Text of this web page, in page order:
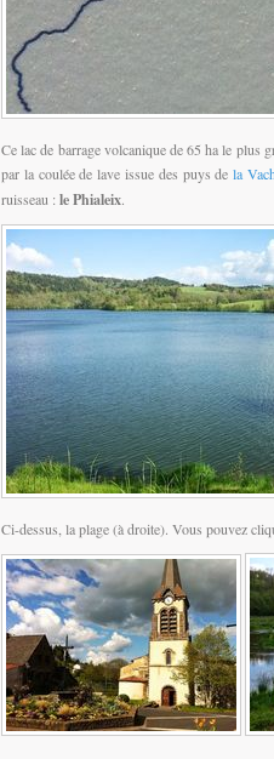
Ce lac de barrage volcanique de 65 ha le plus
par la coulée de lave issue des puys dela
ruisseau : le Phialeix.
Ci-dessus, la plage (à droite). Vous pouvez